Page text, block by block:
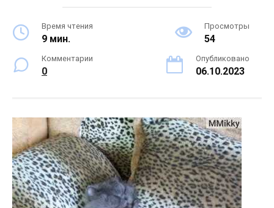
Время чтения
9 мин.
Просмотры
54
Комментарии
0
Опубликовано
06.10.2023